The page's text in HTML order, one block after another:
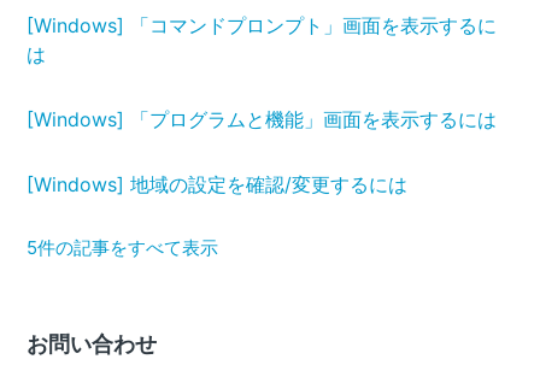
[Windows] 「コマンドプロンプト」画面を表示するに
は
[Windows] 「プログラムと機能」画面を表示するには
[Windows] 地域の設定を確認/変更するには
5件の記事をすべて表示
お問い合わせ